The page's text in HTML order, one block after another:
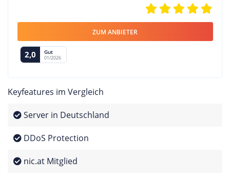
ZUM ANBIETER
2,0 Gut
01/2026
Keyfeatures im Vergleich
Server in Deutschland
DDoS Protection
nic.at Mitglied